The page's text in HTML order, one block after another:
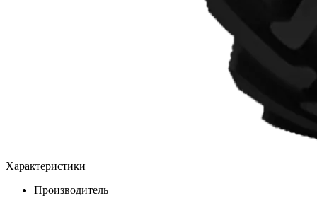
Характеристики
Производитель